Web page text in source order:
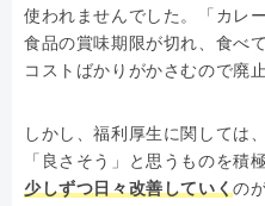
使われませんでした。「カレ
食品の賞味期限が切れ、食べ
コストばかりがかさむので廃
しかし、福利厚生に関しては
「良さそう」と思うものを積
少しずつ日々改善していくの